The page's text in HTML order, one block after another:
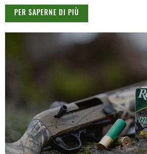
PER SAPERNE DI PIÙ